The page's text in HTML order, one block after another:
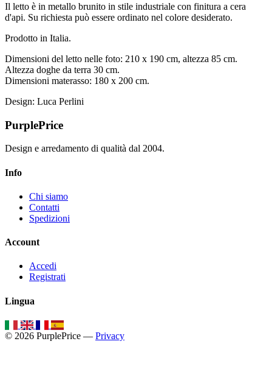
Il letto è in metallo brunito in stile industriale con finitura a cera
d'api. Su richiesta può essere ordinato nel colore desiderato.
Prodotto in Italia.
Dimensioni del letto nelle foto: 210 x 190 cm, altezza 85 cm.
Altezza doghe da terra 30 cm.
Dimensioni materasso: 180 x 200 cm.
Design: Luca Perlini
PurplePrice
Design e arredamento di qualità dal 2004.
Info
Chi siamo
Contatti
Spedizioni
Account
Accedi
Registrati
Lingua
© 2026 PurplePrice — Privacy